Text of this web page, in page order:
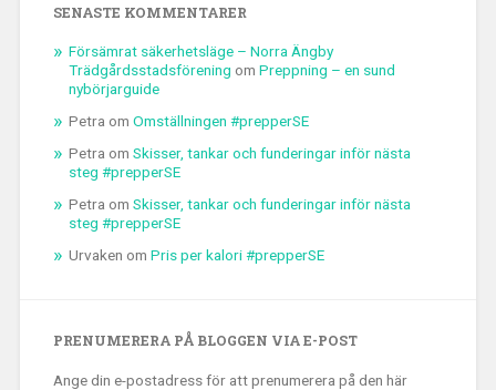
SENASTE KOMMENTARER
Försämrat säkerhetsläge – Norra Ängby
Trädgårdsstadsförening om Preppning – en sund
nybörjarguide
Petra om Omställningen #prepperSE
Petra om Skisser, tankar och funderingar inför nästa
steg #prepperSE
Petra om Skisser, tankar och funderingar inför nästa
steg #prepperSE
Urvaken om Pris per kalori #prepperSE
PRENUMERERA PÅ BLOGGEN VIA E-POST
Ange din e-postadress för att prenumerera på den här